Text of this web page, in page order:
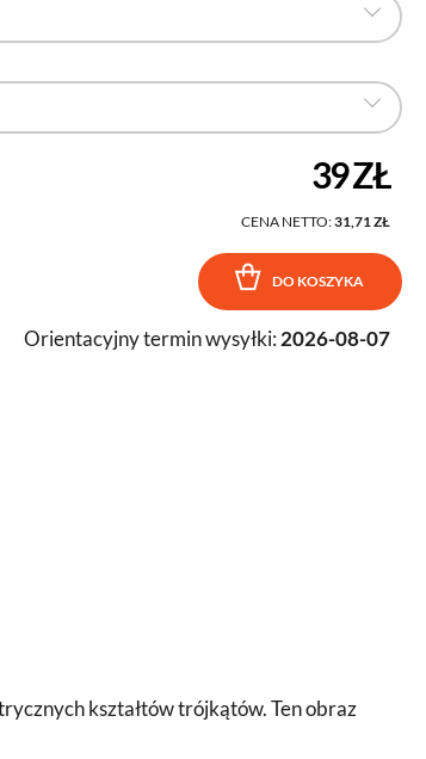
39 ZŁ
CENA NETTO:31,71 ZŁ
DO KOSZYKA
Orientacyjny termin wysyłki: 2026-08-07
kształtów trójkątów. Ten obraz